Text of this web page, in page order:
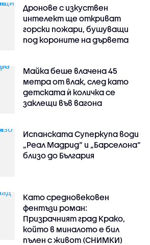
Дронове с изкуствен
интелект ще откриват
горски пожари, бушуващи
под короните на дървета
Майка беше влачена 45
метра от влак, след като
детската ѝ количка се
заклещи във вагона
Испанската Суперкупа води
„Реал Мадрид“ и „Барселона“
близо до България
Като средновековен
фентъзи роман:
Призрачният град Крако,
който в миналото е бил
пълен с живот (СНИМКИ)